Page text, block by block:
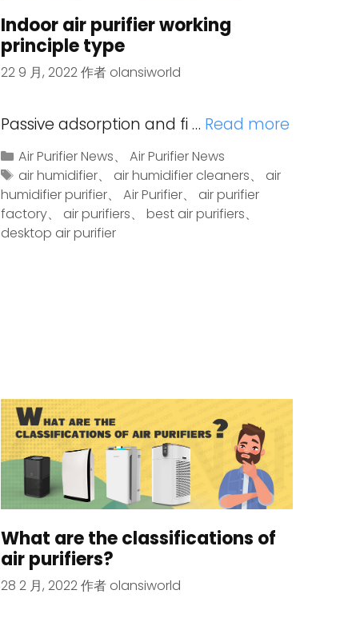
Indoor air purifier working
principle type
22 9 月, 2022作者 olansiworld
Passive adsorption and fi … Read more
Air Purifier News、Air Purifier News
air humidifier、 air humidifier cleaners、 air
humidifier purifier、 Air Purifier、 air purifier
factory、 air purifiers、 best air purifiers、
desktop air purifier
What are the classifications of
air purifiers?
28 2 月, 2022作者 olansiworld